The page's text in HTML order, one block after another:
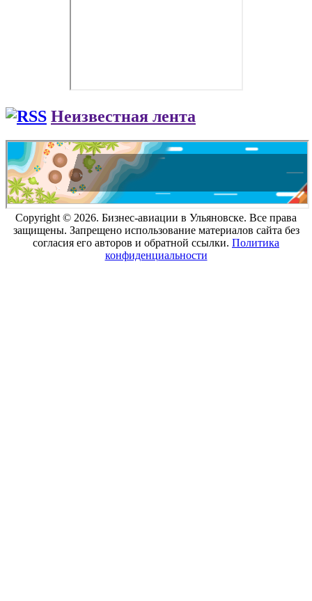
Неизвестная лента
Copyright © 2026. Бизнес-авиации в Ульяновске. Все права
защищены. Запрещено использование материалов сайта без
согласия его авторов и обратной ссылки. Политика
конфиденциальности